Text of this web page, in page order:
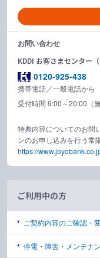
お問い合わせ
KDDI お客さまセンター（
0120-925-438
携帯電話／一般電話から
受付時間 9:00～20:00（
特典内容についてのお問
ンのお申し込みを行う常
https://
ご利用中の方
ご契約内容のご確認・
停電・障害・メンテナ